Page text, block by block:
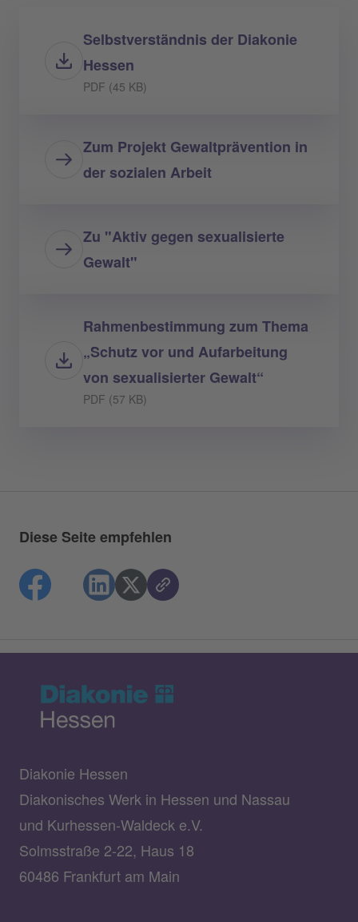
Selbstverständnis der Diakonie
Hessen
PDF (45 KB)
Zum Projekt Gewaltprävention in
der sozialen Arbeit
Zu "Aktiv gegen sexualisierte
Gewalt"
Rahmenbestimmung zum Thema
„Schutz vor und Aufarbeitung
von sexualisierter Gewalt“
PDF (57 KB)
Diese Seite empfehlen
Diakonie Hessen
Diakonisches Werk in Hessen und Nassau
und Kurhessen-Waldeck e.V.
Solmsstraße 2-22, Haus 18
60486 Frankfurt am Main